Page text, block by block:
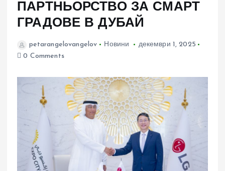
ПАРТНЬОРСТВО ЗА СМАРТ
ГРАДОВЕ В ДУБАЙ
petarangelovangelov Новини
декември 1, 2025
0 Comments